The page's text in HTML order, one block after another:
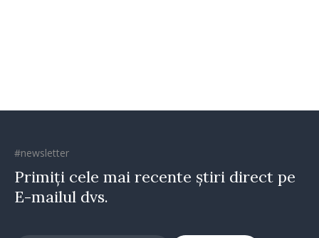
#newsletter
Primiți cele mai recente știri direct pe
E-mailul dvs.